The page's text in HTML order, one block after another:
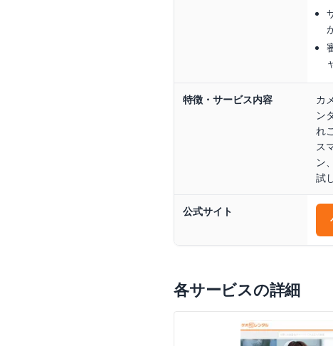
特徴・サービス内容
カ
ン
れ
ス
ン
試
公式サイト
各サービスの詳細